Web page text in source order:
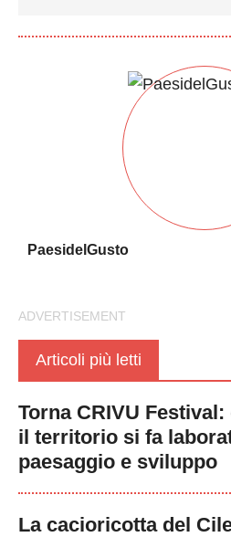
PaesidelGusto
Articoli più letti
Torna CRIVU
il territorio si fa
paesaggio e sviluppo
La cacioricotta del